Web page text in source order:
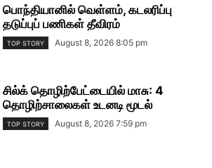
பொந்தியானில் வெள்ளம், கடலரிப்பு
தடுப்புப் பணிகள் தீவிரம்
TOP STORY August 8, 2026 8:05 pm
சில்க் தொழிற்பேட்டையில் மாசு: 4
தொழிற்சாலைகள் உடனடி மூடல்
TOP STORY August 8, 2026 7:59 pm